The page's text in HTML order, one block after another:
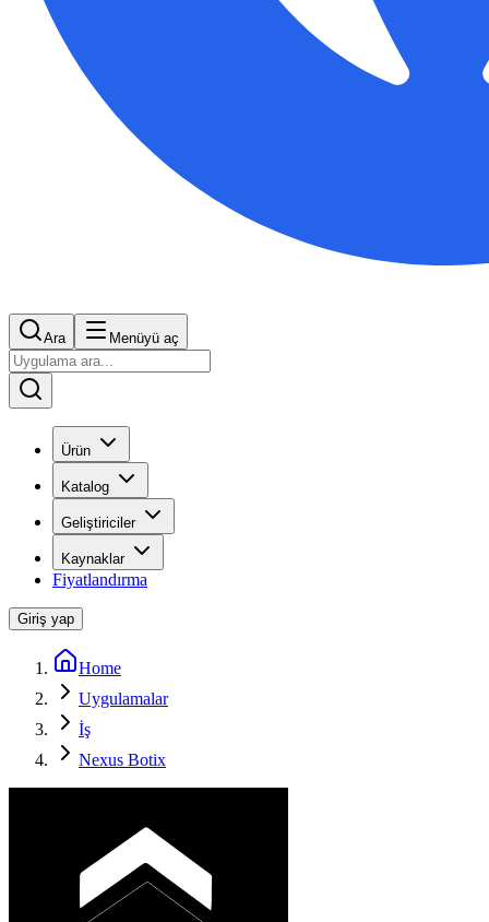
Ara Menüyü aç
Ürün
Katalog
Geliştiriciler
Kaynaklar
Fiyatlandırma
Giriş yap
Home
Uygulamalar
İş
Nexus Botix